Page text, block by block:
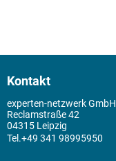
Kontakt
experten-netzwerk GmbH
Reclamstraße 42
04315 Leipzig
+49 341 98995950